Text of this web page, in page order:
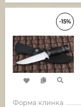
-15%
Форма клинка